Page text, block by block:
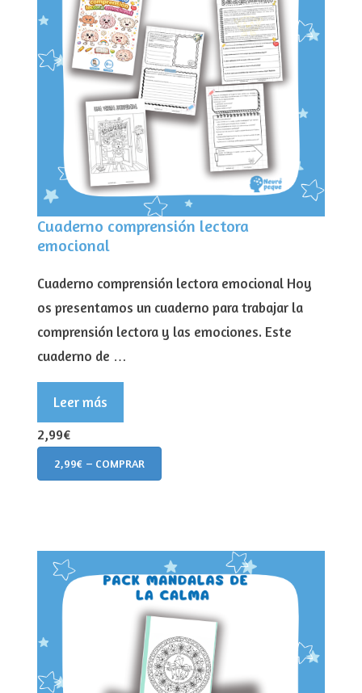
Cuaderno comprensión lectora
emocional
Cuaderno comprensión lectora emocional Hoy
os presentamos un cuaderno para trabajar la
comprensión lectora y las emociones. Este
cuaderno de …
Leer más
2,99€
2,99€ – COMPRAR